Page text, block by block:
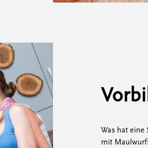
Was hat eine
mit